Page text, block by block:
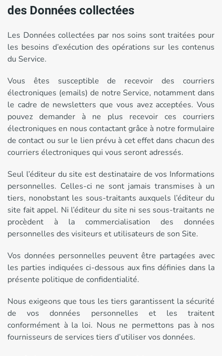
des Données collectées
Les Données collectées par nos soins sont traitées pour
les besoins d’exécution des opérations sur les contenus
du Service.
Vous êtes susceptible de recevoir des courriers
électroniques (emails) de notre Service, notamment dans
le cadre de newsletters que vous avez acceptées. Vous
pouvez demander à ne plus recevoir ces courriers
électroniques en nous contactant grâce à notre formulaire
de contact ou sur le lien prévu à cet effet dans chacun des
courriers électroniques qui vous seront adressés.
Seul l’éditeur du site est destinataire de vos Informations
personnelles. Celles-ci ne sont jamais transmises à un
tiers, nonobstant les sous-traitants auxquels l’éditeur du
site fait appel. Ni l’éditeur du site ni ses sous-traitants ne
procèdent à la commercialisation des données
personnelles des visiteurs et utilisateurs de son Site.
Vos données personnelles peuvent être partagées avec
les parties indiquées ci-dessous aux fins définies dans la
présente politique de confidentialité.
Nous exigeons que tous les tiers garantissent la sécurité
de vos données personnelles et les traitent
conformément à la loi. Nous ne permettons pas à nos
fournisseurs de services tiers d’utiliser vos données.